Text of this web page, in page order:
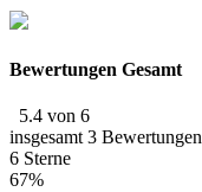
Bewertungen Gesamt
5.4 von 6
insgesamt 3 Bewertungen
6 Sterne
67%